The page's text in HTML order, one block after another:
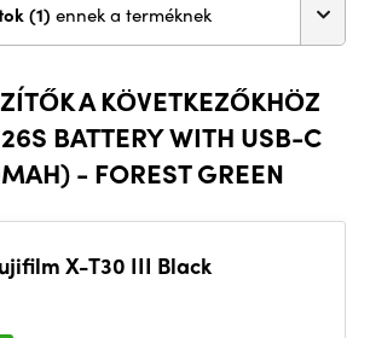
Egyéb változatok (1) ennek a terméknek
A KÖVETKEZŐKHÖZ
BATTERY WITH USB-C
- FOREST GREEN
X-T30 III Black